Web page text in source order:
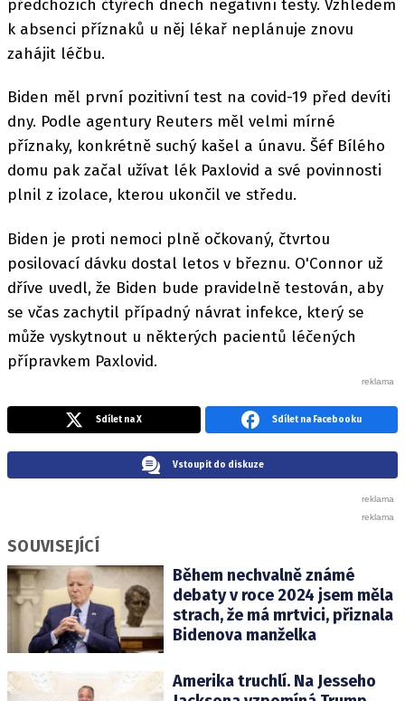
předchozích čtyřech dnech negativní testy. Vzhledem
k absenci příznaků u něj lékař neplánuje znovu
zahájit léčbu.
Biden měl první pozitivní test na covid-19 před devíti
dny. Podle agentury Reuters měl velmi mírné
příznaky, konkrétně suchý kašel a únavu. Šéf Bílého
domu pak začal užívat lék Paxlovid a své povinnosti
plnil z izolace, kterou ukončil ve středu.
Biden je proti nemoci plně očkovaný, čtvrtou
posilovací dávku dostal letos v březnu. O'Connor už
dříve uvedl, že Biden bude pravidelně testován, aby
se včas zachytil případný návrat infekce, který se
může vyskytnout u některých pacientů léčených
přípravkem Paxlovid.
Sdílet na X Sdílet na Facebooku
Vstoupit do diskuze
SOUVISEJÍCÍ
Během nechvalně známé
debaty v roce 2024 jsem měla
strach, že má mrtvici, přiznala
Bidenova manželka
Amerika truchlí. Na Jesseho